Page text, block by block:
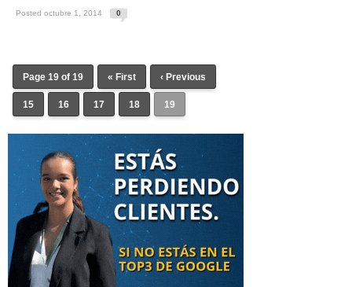
Posted octubre 1, 2014 0
Page 19 of 19 « First ‹ Previous
15 16 17 18 19